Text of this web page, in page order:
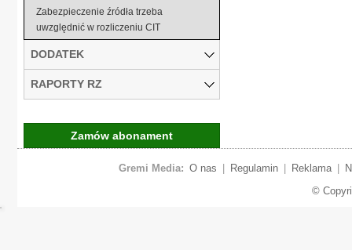
Zabezpieczenie źródła trzeba
uwzględnić w rozliczeniu CIT
DODATEK
RAPORTY RZ
Zamów abonament
Gremi Media: O nas Regulamin Reklama
©